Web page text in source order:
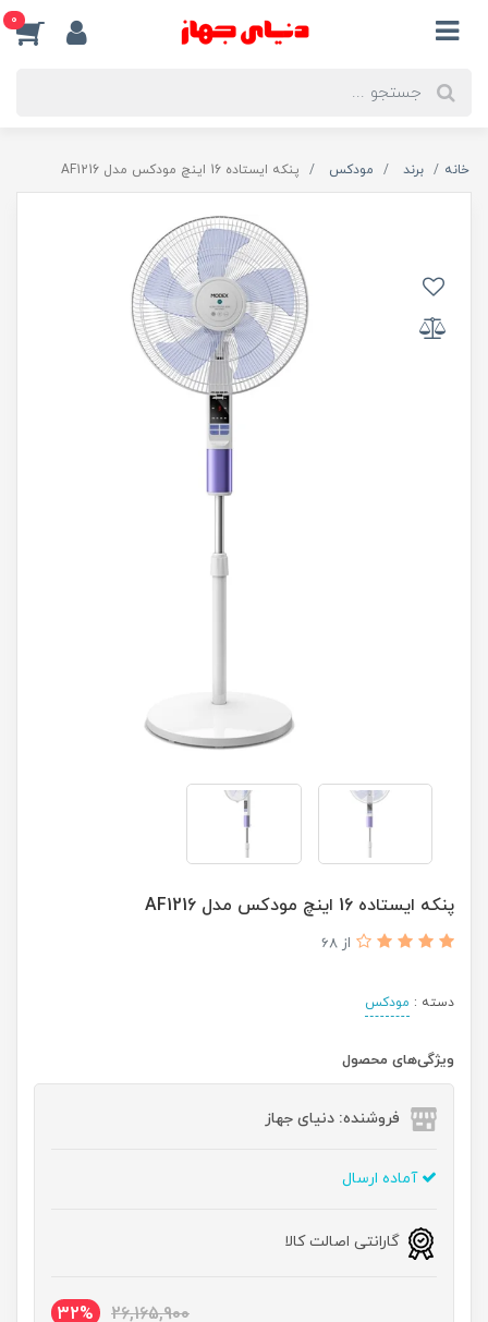
0
خانه برند مودکس پنکه ایستاده 16 اینچ مودکس مدل AF1216
پنکه ایستاده 16 اینچ مودکس مدل AF1216
از 68
دسته : مودکس
ویژگی‌های محصول
فروشنده: دنیای جهاز
آماده ارسال
گارانتی اصالت کالا
26,165,900
32%